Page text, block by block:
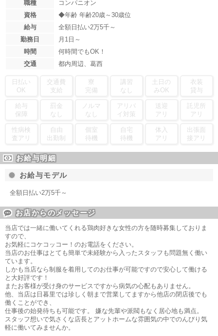
職種
コンパニオン
資格
◆年齢 年齢20歳～30歳位
給与
全額日払い2万5千～
勤務日
月1日～
時間
何時間でもOK！
交通
都内周辺、葛西
日払い
OK
交通費
支給
寮
完備
講習
なし
土日の
みOK
衣装
貸与
給与
保障
罰金
なし
ノルマ
なし
アリバ
イ対策
送迎
アリ
託児所
アリ
性病検
査アリ
自由
出勤制
個室
待機
自宅
待機
体入
アリ
出張面
接アリ
お給与明細
お給与モデル
全額日払い2万5千～
お店からのメッセージ
当店では一緒に働いてくれる鶏肉好きな女性の方を随時募集しておりま
すので、
お気軽にコケコッコー！のお電話をください。
当店のお仕事はとても簡単で未経験から入ったスタッフも問題無く働い
ています。
しかも当店なら制服を着用してのお仕事が可能ですので安心して働ける
と大好評です！
またお客様が受け身のサービスですから病気の心配もありません。
他、当店は日暮里では珍しく朝まで営業してますから他店の閉店後でも
働くことができ、
仕事後の始発待ちも可能です。 嫌な先輩や派閥もなく居心地も満点。
スタッフ想いで気さくな店長とアットホームな雰囲気の中でのんびり気
軽に働いてみませんか。